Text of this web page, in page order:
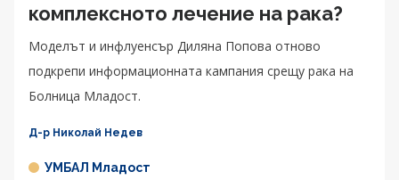
комплексното лечение на рака?
Моделът и инфлуенсър Диляна Попова отново
подкрепи информационната кампания срещу рака на
Болница Младост.
Д-р Николай Недев
УМБАЛ Младост